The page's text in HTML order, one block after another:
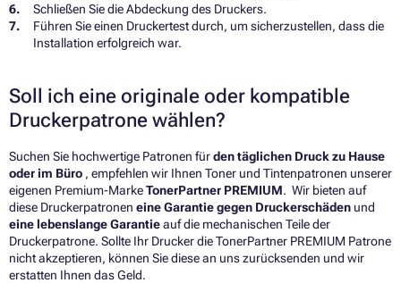
Schließen Sie die Abdeckung des Druckers.
Führen Sie einen Druckertest durch, um sicherzustellen, dass die
Installation erfolgreich war.
Soll ich eine originale oder kompatible
Druckerpatrone wählen?
Suchen Sie hochwertige Patronen fürden täglichen Druck zu Hause
oder im Büro , empfehlen wir Ihnen Toner und Tintenpatronen unserer
eigenen Premium-MarkeTonerPartner PREMIUM. Wir bieten auf
diese Druckerpatronen eine Garantie gegen Druckerschäden und
eine lebenslange Garantieauf die mechanischen Teile der
Druckerpatrone. Sollte Ihr Drucker die TonerPartner PREMIUM Patrone
nicht akzeptieren, können Sie diese an uns zurücksenden und wir
erstatten Ihnen das Geld.